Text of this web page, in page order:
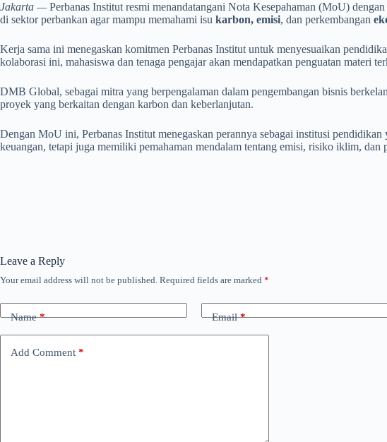
Jakarta —Perbanas Institut resmi menandatangani Nota Kesepahaman (MoU) dengan
di sektor perbankan agar mampu memahami isu karbon, emisi, dan perkembangan
Kerja sama ini menegaskan komitmen Perbanas Institut untuk menyesuaikan
kolaborasi ini, mahasiswa dan tenaga pengajar akan mendapatkan penguatan materi
DMB Global, sebagai mitra yang berpengalaman dalam pengembangan bisnis
proyek yang berkaitan dengan karbon dan keberlanjutan.
Dengan MoU ini, Perbanas Institut menegaskan perannya sebagai institusi
keuangan, tetapi juga memiliki pemahaman mendalam tentang emisi, risiko iklim, dan
Leave a Reply
Your email address will not be published. Required fields are marked *
Name* Email*
Add Comment *